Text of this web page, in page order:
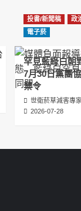
السجائر الإلكترونية:
WHO對菸草減害
投書/新聞稿 政
電子菸
罕見藍綠白朝
7月30日黨團
禁令
世衛菸草減害專
2026-07-28